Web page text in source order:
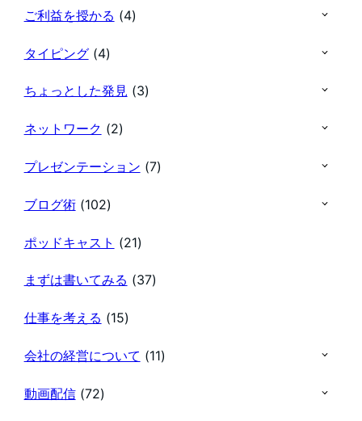
ご利益を授かる (4)
タイピング(4)
ちょっとした発見 (3)
ネットワーク (2)
プレゼンテーション (7)
ブログ術(102)
ポッドキャスト (21)
まずは書いてみる (37)
仕事を考える (15)
会社の経営について (11)
動画配信(72)